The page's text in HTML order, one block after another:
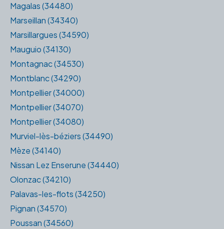
Magalas (34480)
Marseillan (34340)
Marsillargues (34590)
Mauguio (34130)
Montagnac (34530)
Montblanc (34290)
Montpellier (34000)
Montpellier (34070)
Montpellier (34080)
Murviel-lès-béziers (34490)
Mèze (34140)
Nissan Lez Enserune (34440)
Olonzac (34210)
Palavas-les-flots (34250)
Pignan (34570)
Poussan (34560)